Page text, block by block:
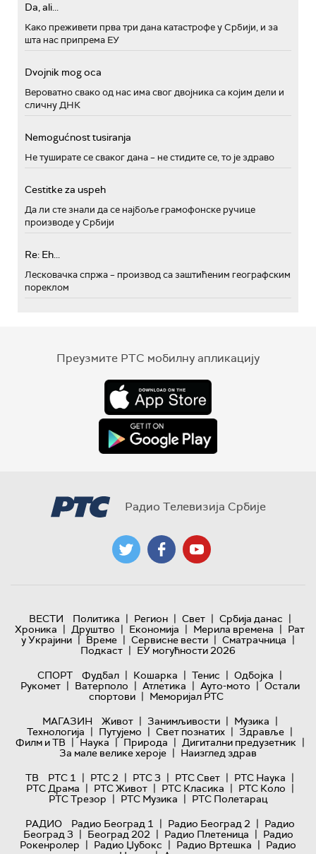
Da, ali...
Како преживети прва три дана катастрофе у Србији, и за
шта нас припрема ЕУ
Dvojnik mog oca
Вероватно свако од нас има свог двојника са којим дели и
сличну ДНК
Nemogućnost tusiranja
Не туширате се сваког дана – не стидите се, то је здраво
Cestitke za uspeh
Да ли сте знали да се најбоље грамофонске ручице
производе у Србији
Re: Eh...
Лесковачка спржа – производ са заштићеним географским
пореклом
Преузмите РТС мобилну апликацију
Радио Телевизија Србије
ВЕСТИ Политика | Регион | Свет | Србија данас |
Хроника | Друштво | Економија | Мерила времена | Рат
у Украјини | Време | Сервисне вести | Сматрачница |
Подкаст | ЕУ могућности 2026
СПОРТ
Фудбал | Кошарка | Тенис | Одбојка |
Рукомет | Ватерполо | Атлетика | Ауто-мото | Остали
спортови | Меморијал РТС
МАГАЗИН
Живот | Занимљивости | Музика |
Технологијa | Путујемо | Свет познатих | Здравље |
Филм и ТВ | Наука | Природа | Дигитални предузетник |
За мале велике хероје | Наизглед здрав
ТВ
РТС 1 | РТС 2 | РТС 3 | РТС Свет | РТС Наука |
РТС Драма | РТС Живот | РТС Класика | РТС Коло |
РТС Трезор | РТС Музика | РТС Полетарац
РАДИО
Радио Београд 1 | Радио Београд 2 | Радио
Београд 3 | Београд 202 | Радио Плетеница | Радио
Рокенролер | Радио Џубокс | Радио Вртешка | Радио